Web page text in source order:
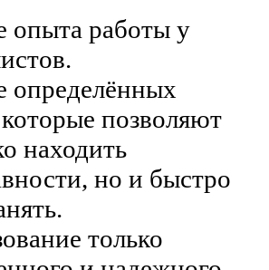
опыта работы у
определённых
позволяют
находить
но и быстро
только